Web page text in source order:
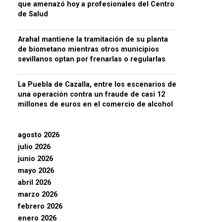
que amenazó hoy a profesionales del Centro
de Salud
Arahal mantiene la tramitación de su planta
de biometano mientras otros municipios
sevillanos optan por frenarlas o regularlas
La Puebla de Cazalla, entre los escenarios de
una operación contra un fraude de casi 12
millones de euros en el comercio de alcohol
agosto 2026
julio 2026
junio 2026
mayo 2026
abril 2026
marzo 2026
febrero 2026
enero 2026